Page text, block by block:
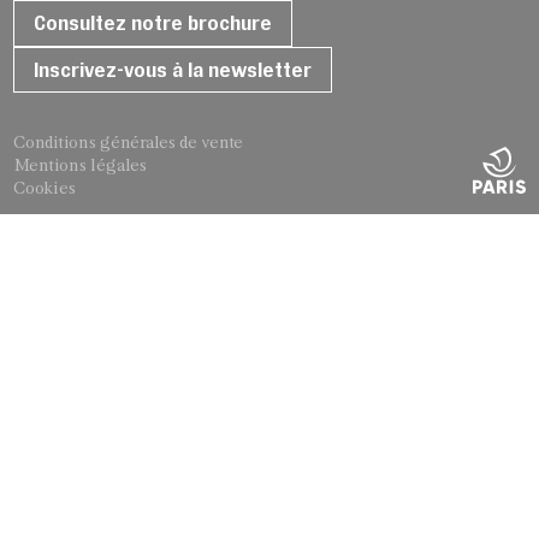
Consultez notre brochure
Inscrivez-vous à la newsletter
Conditions générales de vente
Mentions légales
Cookies